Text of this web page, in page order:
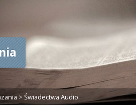
> Świadectwa Audio